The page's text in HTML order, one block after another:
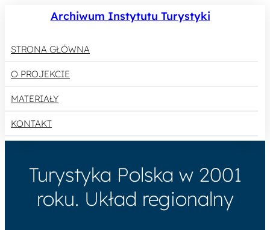
Archiwum Instytutu Turystyki
STRONA GŁÓWNA
O PROJEKCIE
MATERIAŁY
KONTAKT
Turystyka Polska w 2001
roku. Układ regionalny